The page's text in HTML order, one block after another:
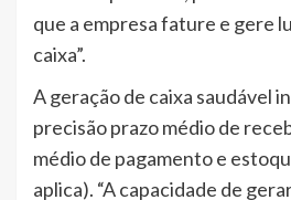
que a empresa fature e gere
caixa”.
A geração de caixa saudável
precisão prazo médio de
médio de pagamento e
aplica). “A capacidade de